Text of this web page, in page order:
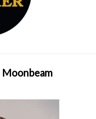
Moonbeam